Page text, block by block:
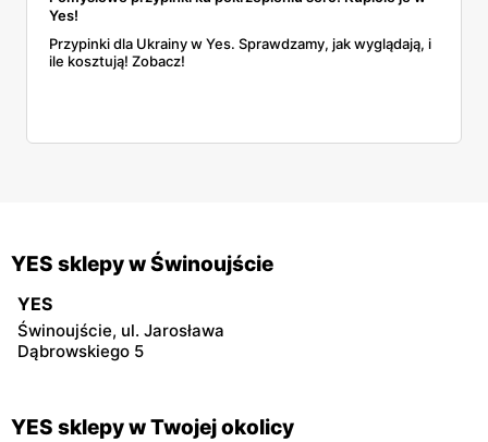
Yes!
Przypinki dla Ukrainy w Yes. Sprawdzamy, jak wyglądają, i
ile kosztują! Zobacz!
YES sklepy w Świnoujście
YES
Świnoujście, ul. Jarosława
Dąbrowskiego 5
YES sklepy w Twojej okolicy